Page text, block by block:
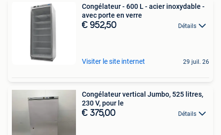
Congélateur - 600 L - acier inoxydable -
avec porte en verre
€ 952,50 Détails
Visiter le site internet 29 juil. 26
Congélateur vertical Jumbo, 525 litres,
230 V, pour le
€ 375,00 Détails